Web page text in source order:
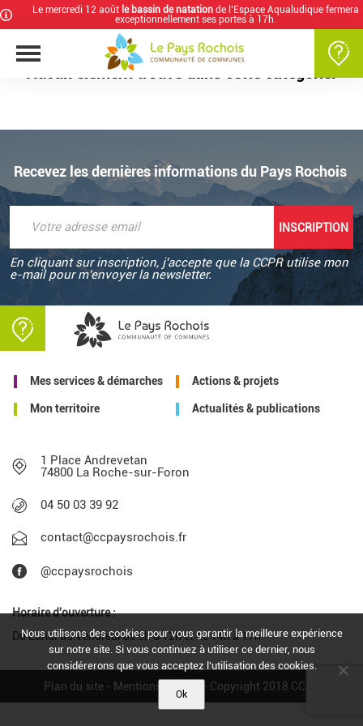
Le mercredi 12 août le bassin de natation de l’Espace Aqualudique fermera
exceptionnellement ses portes à 17h.
Aucun élément trouvé dans cette catégorie.
Recevez les dernières informations du Pays Rochois
En cliquant sur inscription, j'accepte que la CCPR utilise mon
e-mail pour m'envoyer la newsletter.
Mes services & démarches Actions & projets
Mon territoire Actualités & publications
1 Place Andrevetan
74800 La Roche-sur-Foron
04 50 03 39 92
contact@ccpaysrochois.fr
@ccpaysrochois
Horaire d'ouverture :
Du Lundi au Vendredi de 9h à 12h et de 14h à 17h
Plan du site- Mentions légales - Copyright 2018 CCPR
Nous utilisons des cookies pour vous garantir la meilleure expérience
sur notre site. Si vous continuez à utiliser ce dernier, nous
considérerons que vous acceptez l'utilisation des cookies.
Ok